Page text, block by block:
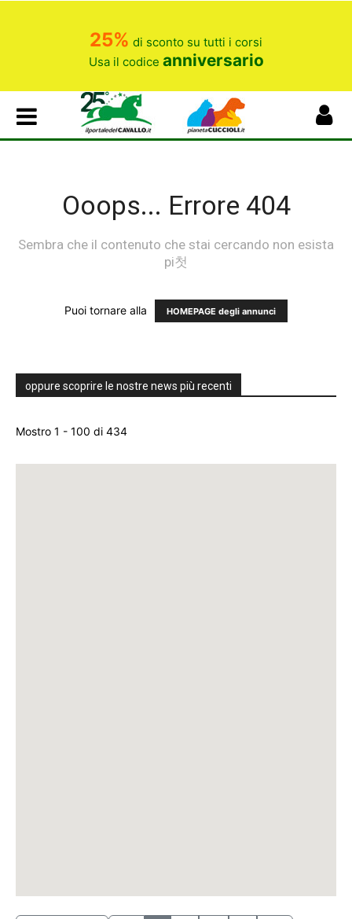
25% di sconto su tutti i corsi
Usa il codice anniversario
Ooops... Errore 404
Sembra che il contenuto che stai cercando non esista
pi첫
Puoi tornare alla HOMEPAGE degli annunci
oppure scoprire le nostre news più recenti
Mostro 1 - 100 di 434